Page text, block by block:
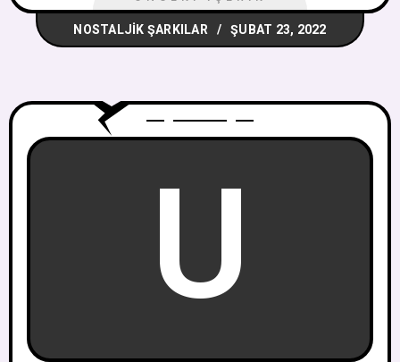
NOSTALJIK ŞARKILAR ŞUBAT 23, 2022
U